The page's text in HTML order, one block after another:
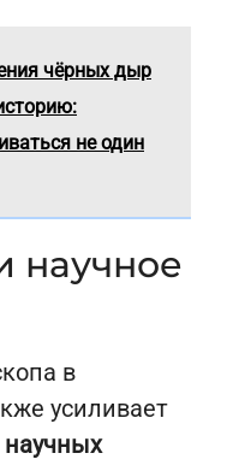
чёрных дыр
не один
научное
в
усиливает
научных